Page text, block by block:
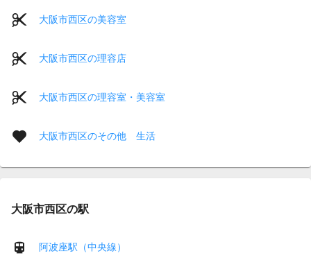
大阪市西区の美容室
大阪市西区の理容店
大阪市西区の理容室・美容室
大阪市西区のその他 生活
大阪市西区の駅
阿波座駅（中央線）